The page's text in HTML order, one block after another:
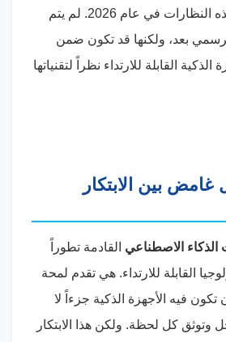
من المتوقع إطلاق هذه النظارات في عام 2026. لم يتم
بعد، ولكنها قد تكون ضمن
الذكية القابلة للارتداء نظراً لتقنياتها
بين الابتكار
الذكاء الاصطناعي القادمة تطوراً
القابلة للارتداء. هي تقدم لمحة
فيه الأجهزة الذكية جزءاً لا
وتوثق كل لحظة. ولكن هذا الابتكار